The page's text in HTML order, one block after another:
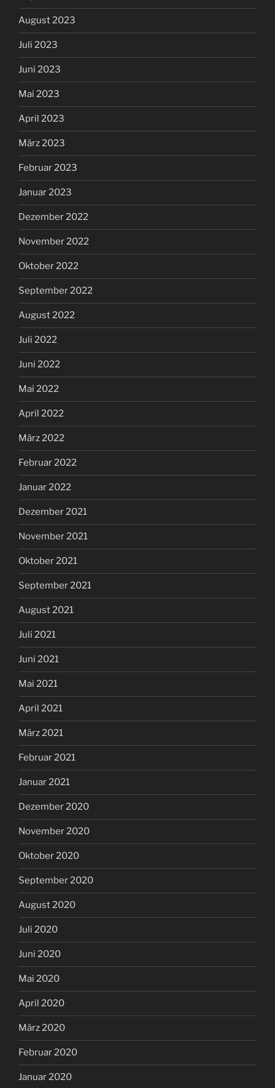
August 2023
Juli 2023
Juni 2023
Mai 2023
April 2023
März 2023
Februar 2023
Januar 2023
Dezember 2022
November 2022
Oktober 2022
September 2022
August 2022
Juli 2022
Juni 2022
Mai 2022
April 2022
März 2022
Februar 2022
Januar 2022
Dezember 2021
November 2021
Oktober 2021
September 2021
August 2021
Juli 2021
Juni 2021
Mai 2021
April 2021
März 2021
Februar 2021
Januar 2021
Dezember 2020
November 2020
Oktober 2020
September 2020
August 2020
Juli 2020
Juni 2020
Mai 2020
April 2020
März 2020
Februar 2020
Januar 2020